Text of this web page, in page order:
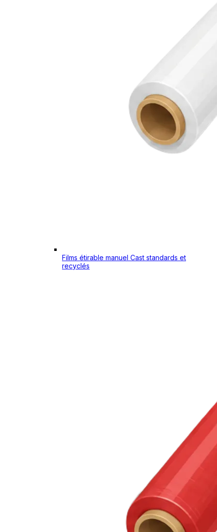
Films étirable manuel Cast standards et
recyclés